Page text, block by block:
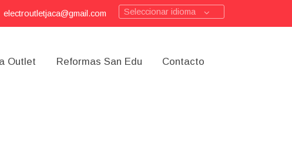
electroutletjaca@gmail.com Seleccionar idioma
Outlet Reformas San Edu Contacto